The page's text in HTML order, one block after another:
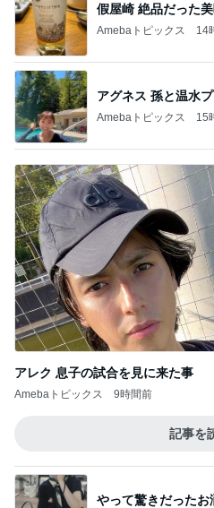
假屋崎 絶品だった
Amebaトピックス 14
アグネス 孫と温水
Amebaトピックス 15
アレク 息子の試合を見に来た事
Amebaトピックス 9時間前
記事を
やって驚きだったお